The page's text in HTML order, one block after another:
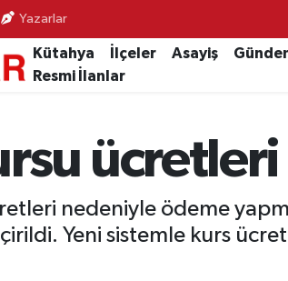
Yazarlar
Kütahya İlçeler Asayiş
Resmi İlanlar
nedeniyle ödeme
Yeni sistemle kurs